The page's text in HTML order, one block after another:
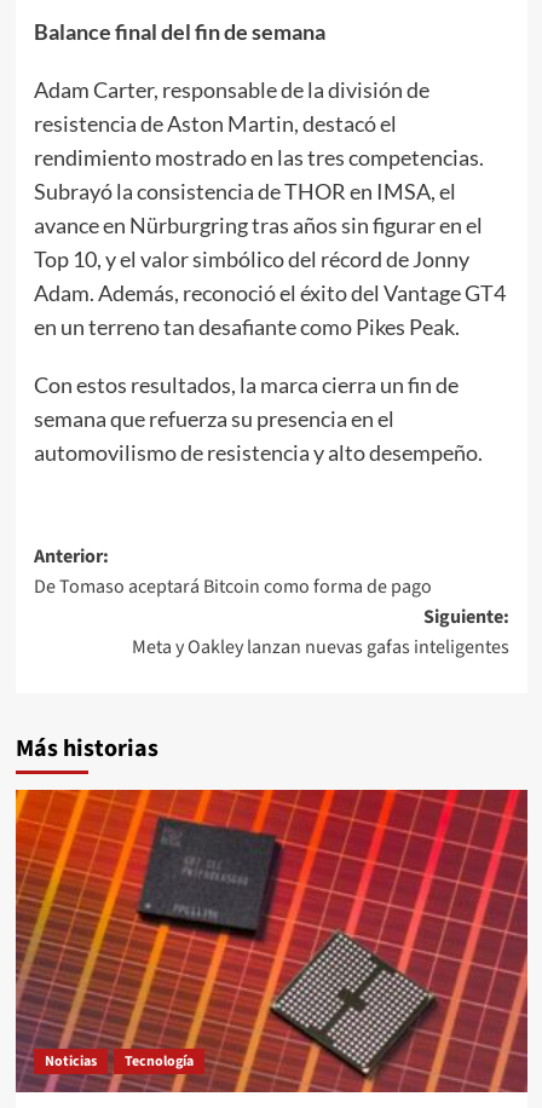
Balance final del fin de semana
Adam Carter, responsable de la división de
resistencia de Aston Martin, destacó el
rendimiento mostrado en las tres competencias.
Subrayó la consistencia de THOR en IMSA, el
avance en Nürburgring tras años sin figurar en el
Top 10, y el valor simbólico del récord de Jonny
Adam. Además, reconoció el éxito del Vantage GT4
en un terreno tan desafiante como Pikes Peak.
Con estos resultados, la marca cierra un fin de
semana que refuerza su presencia en el
automovilismo de resistencia y alto desempeño.
Navegación
de
entradas
Anterior:
De Tomaso aceptará Bitcoin como forma de pago
Siguiente:
Meta y Oakley lanzan nuevas gafas inteligentes
Más historias
Noticias Tecnología